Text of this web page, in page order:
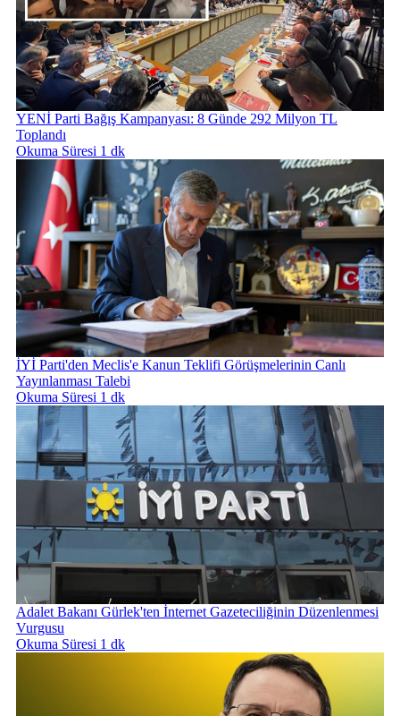
YENİ Parti Bağış Kampanyası: 8 Günde 292 Milyon TL
Toplandı
Okuma Süresi 1 dk
İYİ Parti'den Meclis'e Kanun Teklifi Görüşmelerinin Canlı
Yayınlanması Talebi
Okuma Süresi 1 dk
Adalet Bakanı Gürlek'ten İnternet Gazeteciliğinin Düzenlenmesi
Vurgusu
Okuma Süresi 1 dk